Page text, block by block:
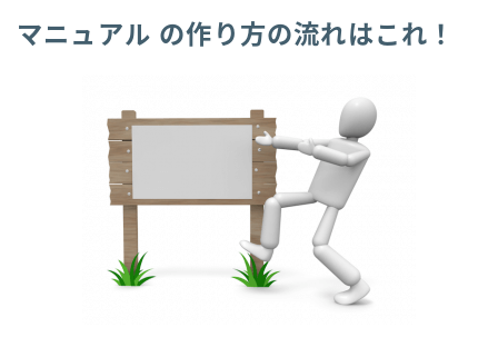
マニュアル の作り方の流れはこれ！